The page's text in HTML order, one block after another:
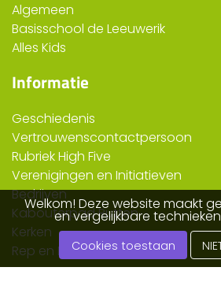
Algemeen
Basisschool de Leeuwerik
Alles Kids
Informatie
Geschiedenis
Vertrouwenscontactpersoon
Rubriek High Five
Verenigingen en Initiatieven
Bedrijven
Kabouterpad Rutten
Kerken
Rep en Roer
Welkom! Deze website maakt
en vergelijkbare
Cookies toestaan